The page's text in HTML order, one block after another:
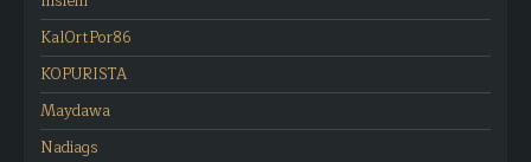
KalOrtPor86
KOPURISTA
Maydawa
Nadiags